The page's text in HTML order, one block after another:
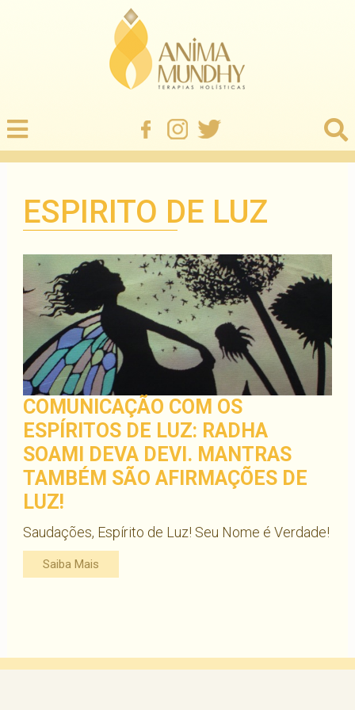
ESPIRITO DE LUZ
COMUNICAÇÃO COM OS
ESPÍRITOS DE LUZ: RADHA
SOAMI DEVA DEVI. MANTRAS
TAMBÉM SÃO AFIRMAÇÕES DE
LUZ!
Saudações, Espírito de Luz! Seu Nome é Verdade!
Saiba Mais